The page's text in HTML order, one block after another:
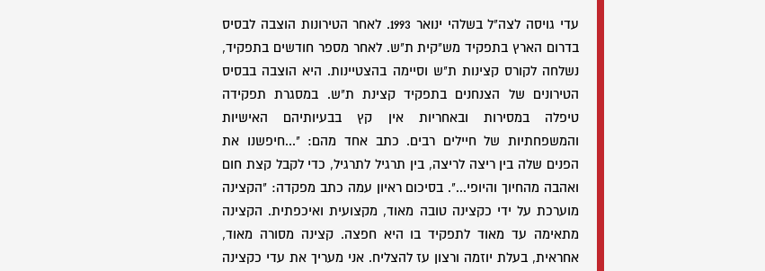
עדי גויסה לצה"ל בשלהי ינואר 1993. לאחר הטירונות הוצבה לבסיס
בדרום הארץ בתפקיד מש"קית ת"ש. לאחר מספר חודשים בתפקיד,
נשלחה לקורס קצינות ת"ש וסיימה בהצטיינות. היא הוצבה בבסיס
הטירונים של הצנחנים בתפקיד קצינת ת"ש. במסגרת תפקידה
טיפלה במסירות ובאחריות אין קץ בבעיותיהם האישיות
והמשפחתיות של חיילים רבים. כתב אחד מהם: "...חיפשנו את
הפנים שלה בין ריצה לריצה, בין תרגיל לתרגיל, כדי לקבל קצת חום
ואהבה מהחיוך והיופי...". בסיכום ראיון עמה כתב מפקדה: "הקצינה
מוערכת על ידי כקצינה טובה מאוד, מקצועית ואיכפתית. הקצינה
מתאימה עד מאוד לתפקיד בו היא חפצה. קצינה מסורה מאוד,
אחראית, בעלת יוזמה ורצון עז להצליח. אני מעריך את עדי כקצינה